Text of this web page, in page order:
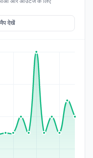
देखें